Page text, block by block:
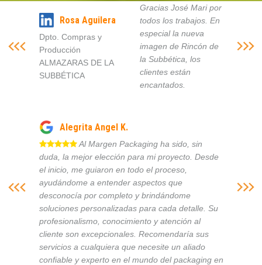
Rosa Aguilera
Dpto. Compras y
Producción
ALMAZARAS DE LA
SUBBÉTICA
Gracias José Mari por
todos los trabajos. En
especial la nueva
imagen de Rincón de
la Subbética, los
clientes están
encantados.
Alegrita Angel K.
Al Margen Packaging ha sido, sin
duda, la mejor elección para mi proyecto. Desde
el inicio, me guiaron en todo el proceso,
ayudándome a entender aspectos que
desconocía por completo y brindándome
soluciones personalizadas para cada detalle. Su
profesionalismo, conocimiento y atención al
cliente son excepcionales. Recomendaría sus
servicios a cualquiera que necesite un aliado
confiable y experto en el mundo del packaging en